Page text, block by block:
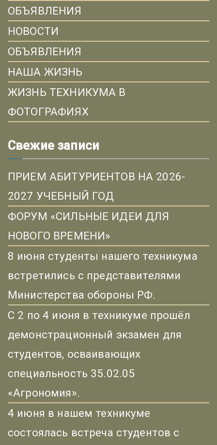
ОБЪЯВЛЕНИЯ
НОВОСТИ
ОБЪЯВЛЕНИЯ
НАША ЖИЗНЬ
ЖИЗНЬ ТЕХНИКУМА В
ФОТОГРАФИЯХ
Свежие записи
ПРИЕМ АБИТУРИЕНТОВ НА 2026-
2027 УЧЕБНЫЙ ГОД
ФОРУМ «СИЛЬНЫЕ ИДЕИ ДЛЯ
НОВОГО ВРЕМЕНИ»
8 июня студенты нашего техникума
встретились с представителями
Министерства обороны РФ.
С 2 по 4 июня в техникуме прошёл
демонстрационный экзамен для
студентов, осваивающих
специальность 35.02.05
«Агрономия».
4 июня в нашем техникуме
состоялась встреча студентов с